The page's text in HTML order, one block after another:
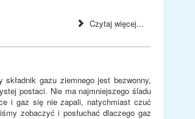
Czytaj więcej...
gazu ziemnego jest bezwonny,
postaci. Nie ma najmniejszego śladu
i gaz się nie zapali, natychmiast czuć
zobaczyć i posłuchać dlaczego gaz